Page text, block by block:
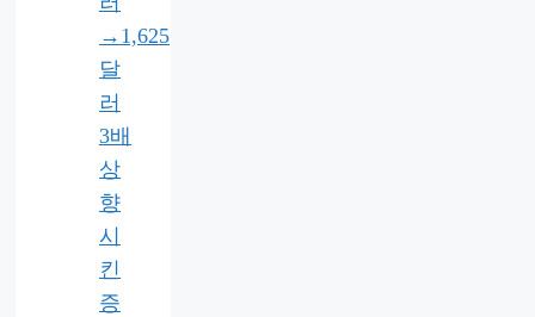
→1,625
달
러
3배
상
향
시
킨
증